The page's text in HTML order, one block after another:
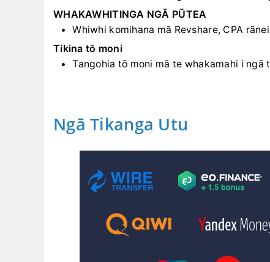
WHAKAWHITINGA NGĀ PŪTEA
Whiwhi komihana mā Revshare, CPA rānei
Tikina tō moni
Tangohia tō moni mā te whakamahi i ngā
Ngā Tikanga Utu